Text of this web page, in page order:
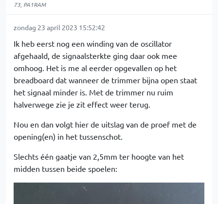
73, PA1RAM
zondag 23 april 2023 15:52:42
Ik heb eerst nog een winding van de oscillator
afgehaald, de signaalsterkte ging daar ook mee
omhoog. Het is me al eerder opgevallen op het
breadboard dat wanneer de trimmer bijna open staat
het signaal minder is. Met de trimmer nu ruim
halverwege zie je zit effect weer terug.
Nou en dan volgt hier de uitslag van de proef met de
opening(en) in het tussenschot.
Slechts één gaatje van 2,5mm ter hoogte van het
midden tussen beide spoelen: